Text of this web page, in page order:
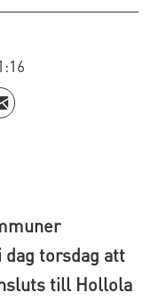
torsdag att
till Hollola